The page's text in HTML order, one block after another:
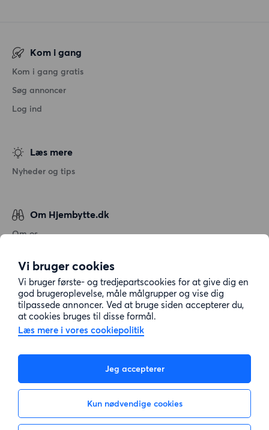
Vi bruger cookies
Vi bruger første- og tredjepartscookies for at give dig en
god brugeroplevelse, måle målgrupper og vise dig
tilpassede annoncer. Ved at bruge siden accepterer du,
at cookies bruges til disse formål.
Læs mere i vores cookiepolitik
Jeg accepterer
Kun nødvendige cookies
Kom i gang
Kom i gang gratis
Søg annoncer
Log ind
Læs mere
Nyheder og tips
Om Hjembytte.dk
Om os
Behandling af personoplysninger
Cookiepolitik
Sitemap
E-mail: